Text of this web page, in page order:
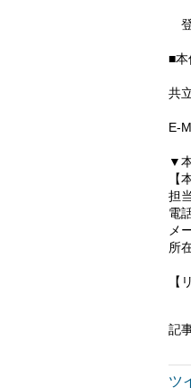
登
■本
共
E-
▼
【
担
電
メ
所
【
記
ツ